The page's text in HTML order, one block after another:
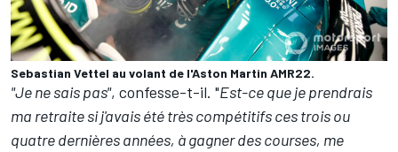
Sebastian Vettel au volant de l'Aston Martin AMR22.
"Je ne sais pas", confesse-t-il. "Est-ce que je prendrais
ma retraite si j'avais été très compétitifs ces trois ou
quatre dernières années, à gagner des courses, me